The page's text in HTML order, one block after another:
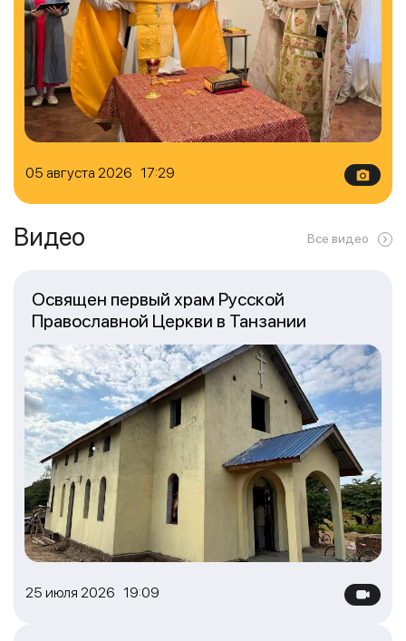
05 августа 2026 17:29
Видео Все видео
25 июля 2026 19:09
Освящен первый храм Русской
Православной Церкви в Танзании